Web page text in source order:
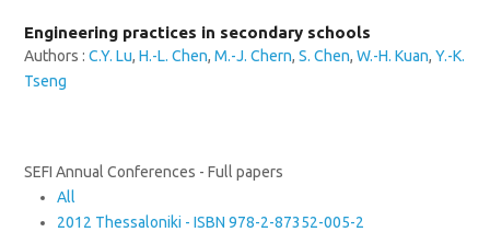
Engineering practices in secondary schools
Authors :C.Y. Lu,H.-L. Chen,M.-J. Chern,S. Chen,W.-H. Kuan,Y.-K.
Tseng
SEFI Annual Conferences - Full papers
All
2012 Thessaloniki - ISBN 978-2-87352-005-2